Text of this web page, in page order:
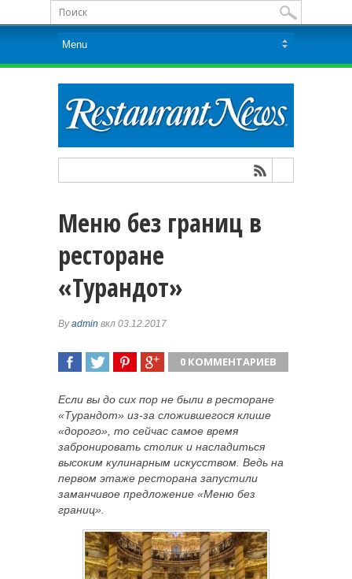
Меню без границ в
ресторане
«Турандот»
Byadmin вкл 03.12.2017
0 КОММЕНТАРИЕВ
Если вы до сих пор не были в ресторане
«Турандот» из-за сложившегося клише
«дорого», то сейчас самое время
забронировать столик и насладиться
высоким кулинарным искусством. Ведь на
первом этаже ресторана запустили
заманчивое предложение «Меню без
границ».